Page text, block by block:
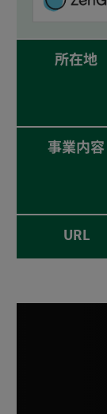
所在地
事業内容
URL